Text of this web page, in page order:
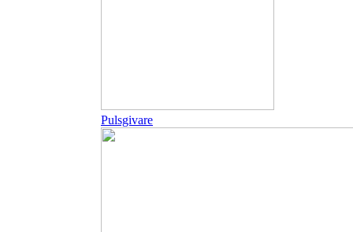
Pulsgivare